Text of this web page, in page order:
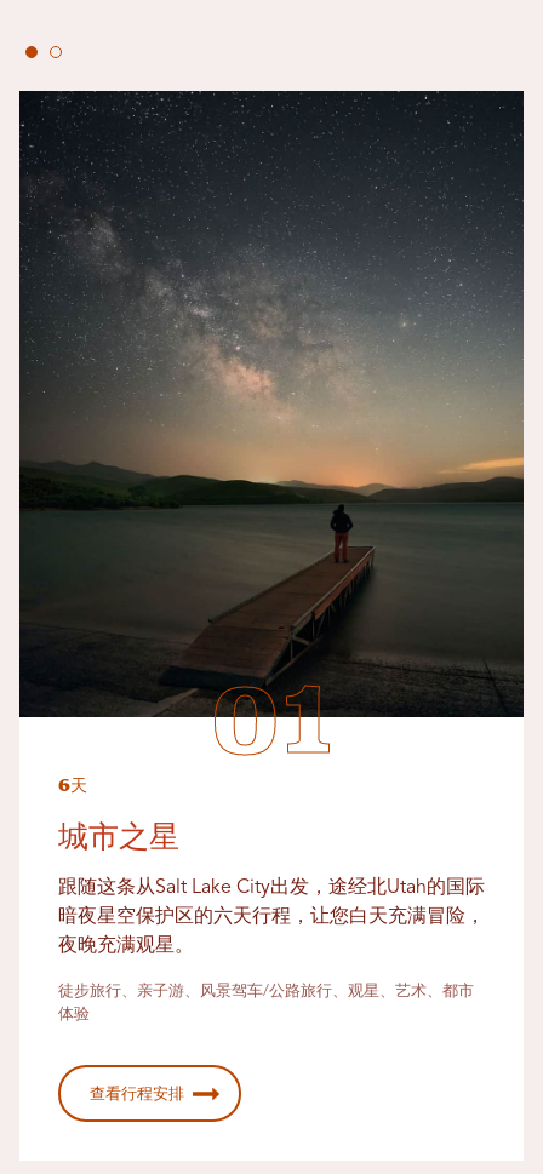
6天
城市之星
跟随这条从Salt Lake City出发，途经北Utah的国际
暗夜星空保护区的六天行程，让您白天充满冒险，
夜晚充满观星。
徒步旅行、亲子游、风景驾车/公路旅行、观星、艺术、都市
体验
查看行程安排